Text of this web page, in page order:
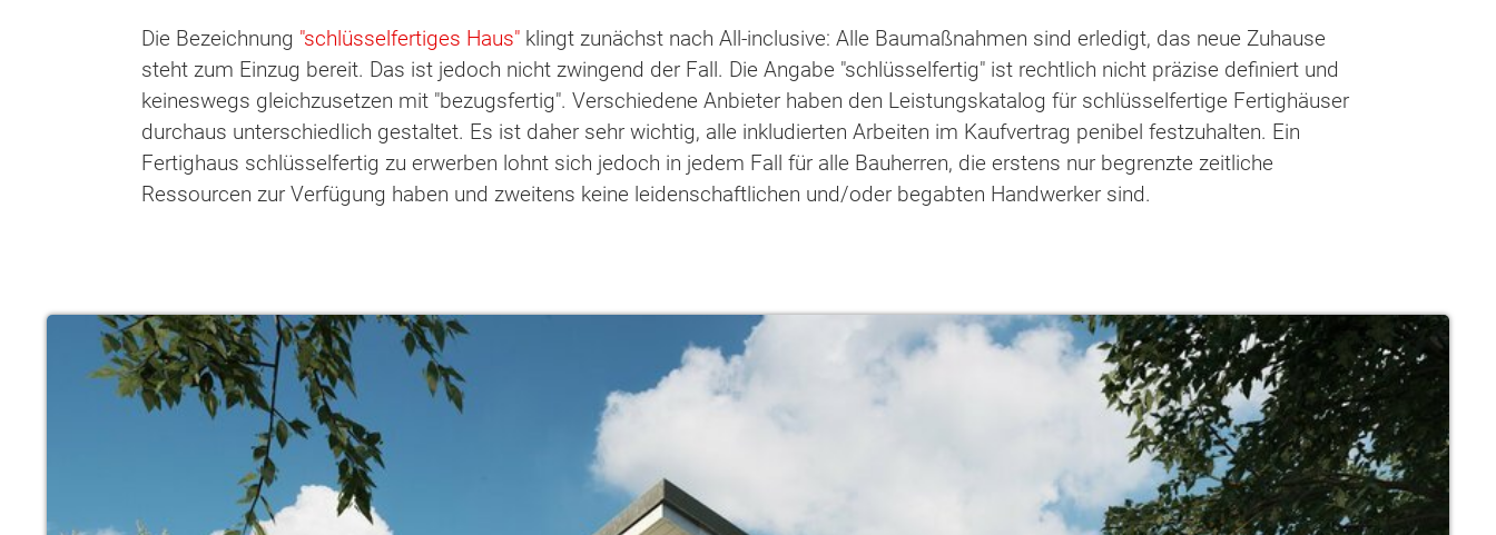
Die Bezeichnung "schlüsselfertiges Haus" klingt zunächst nach All-inclusive: Alle Baumaßnahmen sind erledigt, das neue Zuhause
steht zum Einzug bereit. Das ist jedoch nicht zwingend der Fall. Die Angabe "schlüsselfertig" ist rechtlich nicht präzise definiert und
keineswegs gleichzusetzen mit "bezugsfertig". Verschiedene Anbieter haben den Leistungskatalog für schlüsselfertige Fertighäuser
durchaus unterschiedlich gestaltet. Es ist daher sehr wichtig, alle inkludierten Arbeiten im Kaufvertrag penibel festzuhalten. Ein
Fertighaus schlüsselfertig zu erwerben lohnt sich jedoch in jedem Fall für alle Bauherren, die erstens nur begrenzte zeitliche
Ressourcen zur Verfügung haben und zweitens keine leidenschaftlichen und/oder begabten Handwerker sind.